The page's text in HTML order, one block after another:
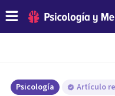
Psicología Artículo